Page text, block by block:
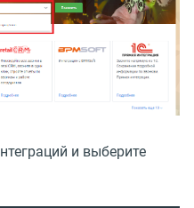
и выберите